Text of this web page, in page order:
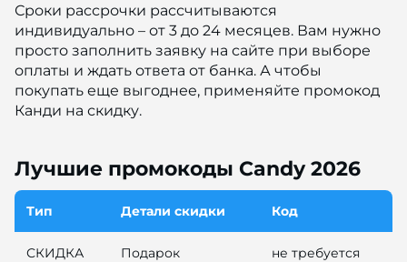
Сроки рассрочки рассчитываются
индивидуально – от 3 до 24 месяцев. Вам нужно
просто заполнить заявку на сайте при выборе
оплаты и ждать ответа от банка. А чтобы
покупать еще выгоднее, применяйте промокод
Канди на скидку.
Лучшие промокоды Candy 2026
Тип Детали скидки Код
СКИДКА Подарок не требуется